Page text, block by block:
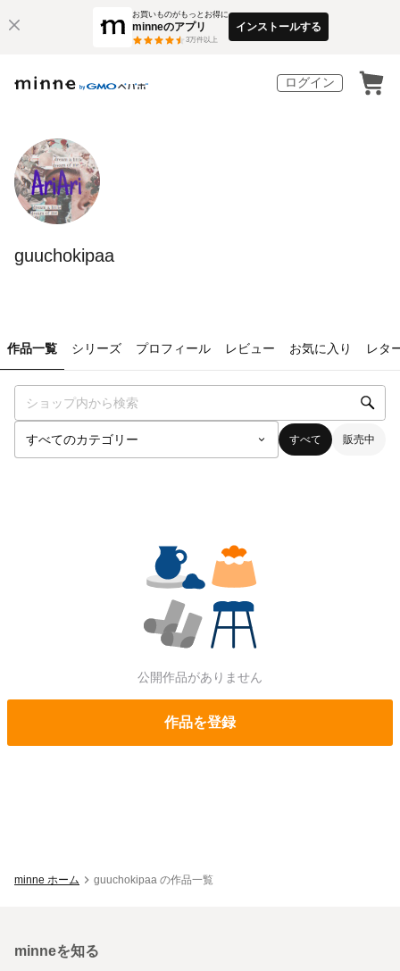
お買いものがもっとお得に
minneのアプリ
3万件以上
インストールする
ログイン
guuchokipaa
作品一覧 シリーズ プロフィール レビュー お気に入り レタ
すべて 販売中
公開作品がありません
作品を登録
minne ホーム guuchokipaa の作品一覧
minneを知る